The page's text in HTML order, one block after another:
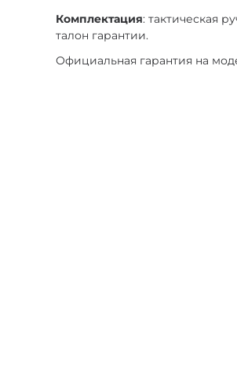
Комплектация: тактическая
талон гарантии.
Официальная гарантия на